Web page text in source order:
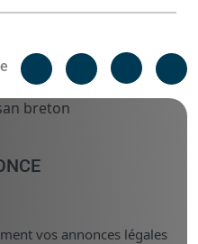
Facebook
Linked
vos annonces légales